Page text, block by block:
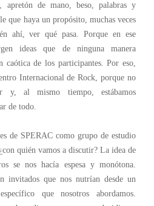
apretón de mano, beso, palabras y
que haya un propósito, muchas veces
ahí, ver qué pasa. Porque en ese
ideas que de ninguna manera
de los participantes. Por eso,
Internacional de Rock, porque no
y, al mismo tiempo, estábamos
de todo.
de SPERAC como grupo de estudio
quién vamos a discutir? La idea de
se nos hacía espesa y monótona.
invitados que nos nutrían desde un
que nosotros abordamos.